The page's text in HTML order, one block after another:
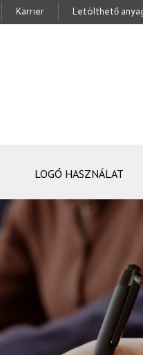
Karrier Letölthető
LOGÓ HASZNÁLAT